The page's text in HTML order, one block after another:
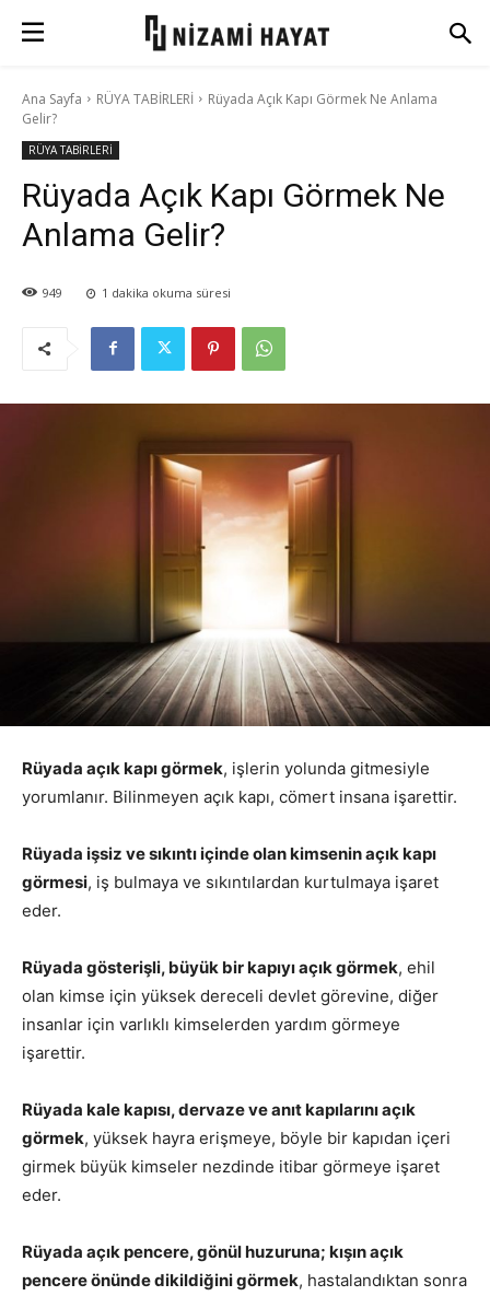
Ana Sayfa RÜYA TABİRLERİ
Rüyada Açık Kapı Görmek Ne Anlama
Gelir?
RÜYA TABİRLERİ
Rüyada Açık Kapı Görmek Ne
Anlama Gelir?
949 1 dakika okuma süresi
Rüyada açık kapı görmek, işlerin yolunda gitmesiyle
yorumlanır. Bilinmeyen açık kapı, cömert insana işarettir.
Rüyada işsiz ve sıkıntı içinde olan kimsenin açık kapı
görmesi, iş bulmaya ve sıkıntılardan kurtulmaya işaret
eder.
Rüyada gösterişli, büyük bir kapıyı açık görmek, ehil
olan kimse için yüksek dereceli devlet görevine, diğer
insanlar için varlıklı kimselerden yardım görmeye
işarettir.
Rüyada kale kapısı, dervaze ve anıt kapılarını açık
görmek, yüksek hayra erişmeye, böyle bir kapıdan içeri
girmek büyük kimseler nezdinde itibar görmeye işaret
eder.
Rüyada açık pencere, gönül huzuruna; kışın açık
pencere önünde dikildiğini görmek, hastalandıktan sonra